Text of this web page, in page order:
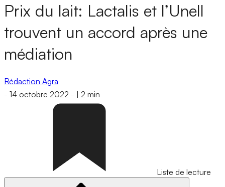
Prix du lait: Lactalis et l’Unell
trouvent un accord après une
médiation
Rédaction Agra
- 14 octobre 2022 - 2 min
Liste de lecture